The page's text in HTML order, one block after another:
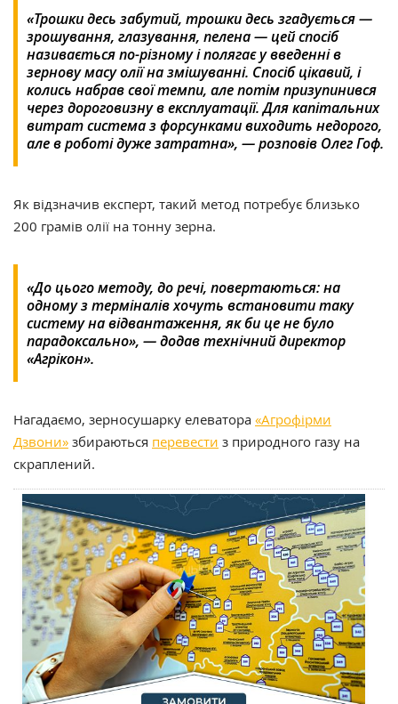
«Трошки десь забутий, трошки десь згадується —
зрошування, глазування, пелена — цей спосіб
називається по-різному і полягає у введенні в
зернову масу олії на змішуванні. Спосіб цікавий, і
колись набрав свої темпи, але потім призупинився
через дороговизну в експлуатації. Для капітальних
витрат система з форсунками виходить недорого,
але в роботі дуже затратна», — розповів Олег Гоф.
Як відзначив експерт, такий метод потребує близько
200 грамів олії на тонну зерна.
«До цього методу, до речі, повертаються: на
одному з терміналів хочуть встановити таку
систему на відвантаження, як би це не було
парадоксально», — додав технічний директор
«Агрікон».
Нагадаємо, зерносушарку елеватора «Агрофірми
Дзвони» збираються перевести з природного газу на
скраплений.